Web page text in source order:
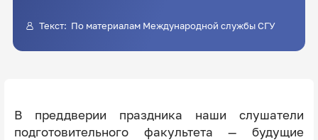
Текст: По материалам Международной службы СГУ
В преддверии праздника наши слушатели
подготовительного факультета — будущие